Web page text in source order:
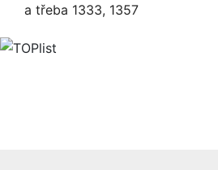
a třeba 1333, 1357